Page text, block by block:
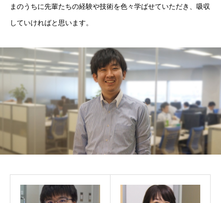
まのうちに先輩たちの経験や技術を色々学ばせていただき、吸収
していければと思います。